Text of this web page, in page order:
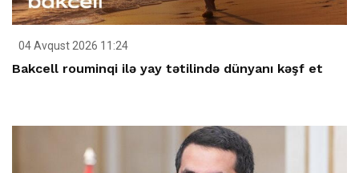
04 Avqust 2026 11:24
Bakcell rouminqi ilə yay tətilində dünyanı kəşf et